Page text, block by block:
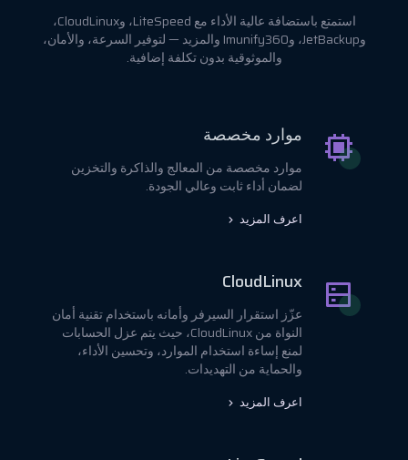
استمتع باستضافة عالية الأداء مع LiteSpeed، وCloudLinux،
وJetBackup، وImunify360 والمزيد — لتوفير السرعة، والأمان،
والموثوقية بدون تكلفة إضافية.
موارد مخصصة
موارد مخصصة من المعالج والذاكرة والتخزين
لضمان أداء ثابت وعالي الجودة.
اعرف المزيد
CloudLinux
عزّز استقرار السيرفر وأمانه باستخدام تقنية أمان
النواة من CloudLinux، حيث يتم عزل الحسابات
لمنع إساءة استخدام الموارد، وتحسين الأداء،
والحماية من التهديدات.
اعرف المزيد